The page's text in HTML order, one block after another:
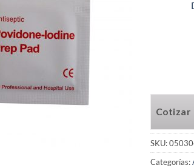
Cotizar
SKU:
Categorías: